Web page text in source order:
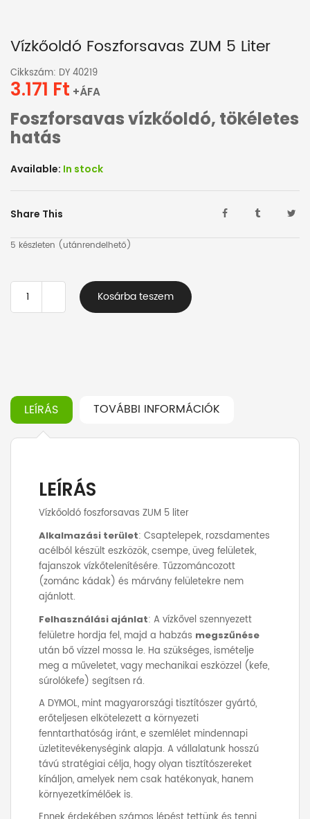
Vízkőoldó Foszforsavas ZUM 5 Liter
Cikkszám: DY 40219
3.171 Ft +ÁFA
Foszforsavas vízkőoldó, tökéletes
hatás
Available: In stock
Share This
5 készleten (utánrendelhető)
Vízkőoldó
foszforsavas
Kosárba teszem
LEÍRÁS TOVÁBBI INFORMÁCIÓK
LEÍRÁS
Vízkőoldó foszforsavas ZUM 5 liter
Alkalmazási terület: Csaptelepek, rozsdamentes
acélból készült eszközök, csempe, üveg felületek,
fajanszok vízkőtelenítésére. Tűzzománcozott
(zománc kádak) és márvány felületekre nem
ajánlott.
Felhasználási ajánlat: A vízkővel szennyezett
felületre hordja fel, majd a habzás megszűnése
után bő vízzel mossa le. Ha szükséges, ismételje
meg a műveletet, vagy mechanikai eszközzel (kefe,
súrolókefe) segítsen rá.
A DYMOL, mint magyarországi tisztítószer gyártó,
erőteljesen elkötelezett a környezeti
fenntarthatóság iránt, e szemlélet mindennapi
üzletitevékenységink alapja. A vállalatunk hosszú
távú stratégiai célja, hogy olyan tisztítószereket
kínáljon, amelyek nem csak hatékonyak, hanem
környezetkímélőek is.